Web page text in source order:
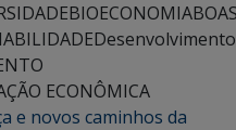
BIOECONOMIA
Desenvolvimento
ECONÔMICA
e novos caminhos da